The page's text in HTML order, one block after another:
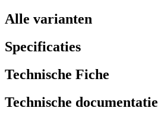
Alle varianten
Specificaties
Technische Fiche
Technische documentatie